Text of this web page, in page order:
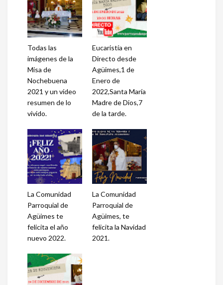
Todas las
imágenes de la
Misa de
Nochebuena
2021 y un vídeo
resumen de lo
vivido.
Eucaristía en
Directo desde
Agüimes,1 de
Enero de
2022,Santa María
Madre de Dios,7
de la tarde.
La Comunidad
Parroquial de
Agüimes te
felicita el año
nuevo 2022.
La Comunidad
Parroquial de
Agüimes, te
felicita la Navidad
2021.